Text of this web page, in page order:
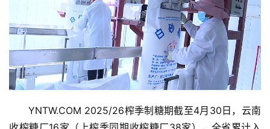
YNTW.COM 2025/26榨季制糖期截至4月30日，云南